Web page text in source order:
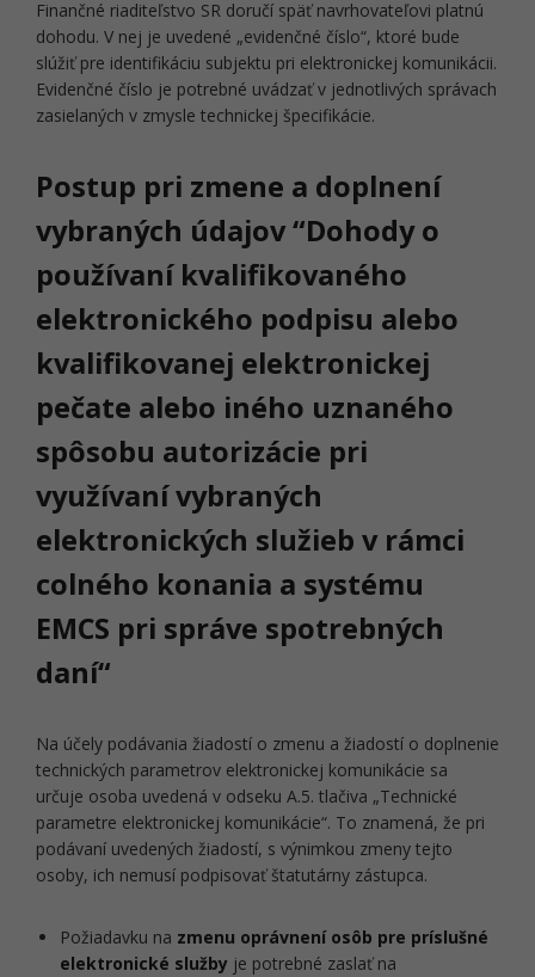
Finančné riaditeľstvo SR doručí späť navrhovateľovi platnú
dohodu. V nej je uvedené „evidenčné číslo“, ktoré bude
slúžiť pre identifikáciu subjektu pri elektronickej komunikácii.
Evidenčné číslo je potrebné uvádzať v jednotlivých správach
zasielaných v zmysle technickej špecifikácie.
Postup pri zmene a doplnení
vybraných údajov “Dohody o
používaní kvalifikovaného
elektronického podpisu alebo
kvalifikovanej elektronickej
pečate alebo iného uznaného
spôsobu autorizácie pri
využívaní vybraných
elektronických služieb v rámci
colného konania a systému
EMCS pri správe spotrebných
daní“
Na účely podávania žiadostí o zmenu a žiadostí o doplnenie
technických parametrov elektronickej komunikácie sa
určuje osoba uvedená v odseku A.5. tlačiva „Technické
parametre elektronickej komunikácie“. To znamená, že pri
podávaní uvedených žiadostí, s výnimkou zmeny tejto
osoby, ich nemusí podpisovať štatutárny zástupca.
Požiadavku na zmenu oprávnení osôb pre príslušné
elektronické služby je potrebné zaslať na